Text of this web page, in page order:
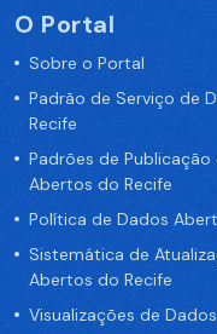
O Portal
Sobre o Portal
Padrão de Serviço de
Recife
Padrões de
Abertos do Recife
Política de Dados
Sistemática de
Abertos do Recife
Visualizações de Dados